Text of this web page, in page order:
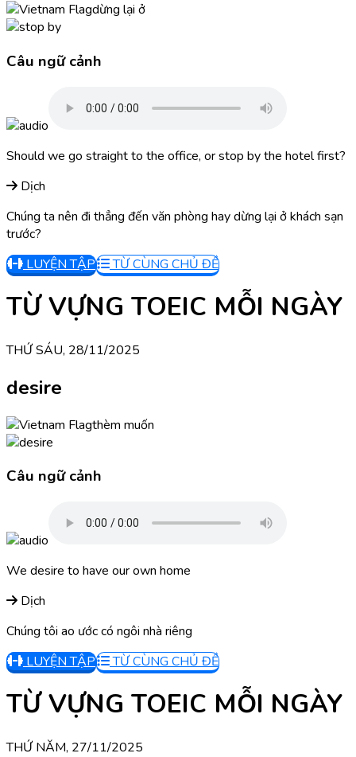
dừng lại ở
Câu ngữ cảnh
Should we go straight to the office, or stop by the hotel first?
Dịch
Chúng ta nên đi thẳng đến văn phòng hay dừng lại ở khách sạn
trước?
LUYỆN TẬP
TỪ CÙNG CHỦ ĐỀ
TỪ VỰNG TOEIC MỖI NGÀY
THỨ SÁU, 28/11/2025
desire
thèm muốn
Câu ngữ cảnh
We desire to have our own home
Dịch
Chúng tôi ao ước có ngôi nhà riêng
LUYỆN TẬP
TỪ CÙNG CHỦ ĐỀ
TỪ VỰNG TOEIC MỖI NGÀY
THỨ NĂM, 27/11/2025